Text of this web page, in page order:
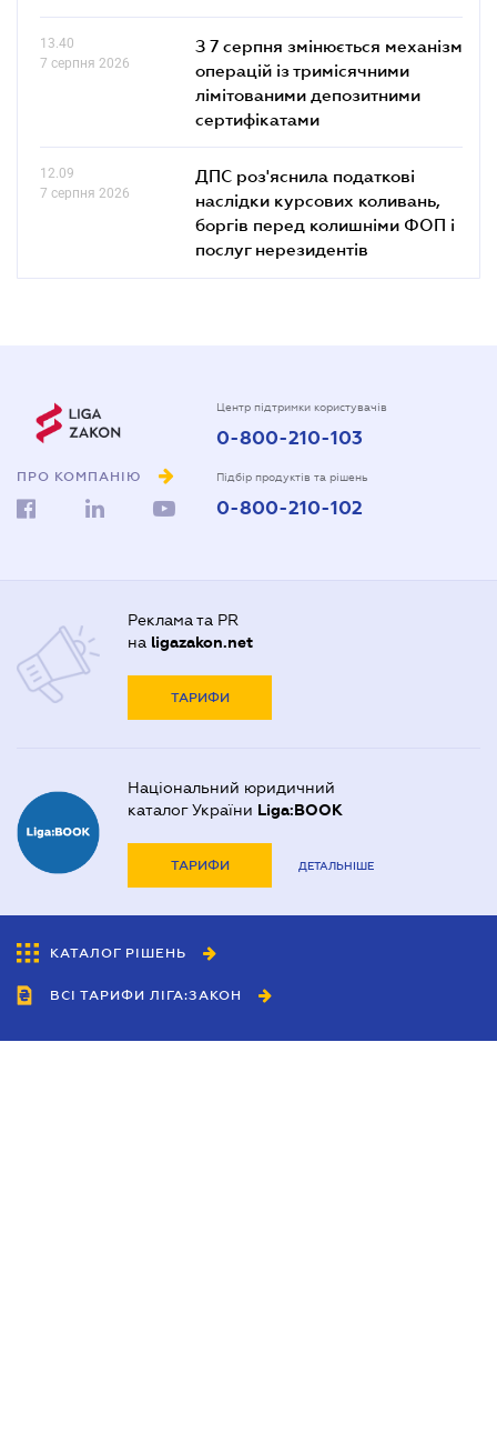
13.40
7 серпня 2026
З 7 серпня змінюється механізм
операцій із тримісячними
лімітованими депозитними
сертифікатами
12.09
7 серпня 2026
ДПС роз'яснила податкові
наслідки курсових коливань,
боргів перед колишніми ФОП і
послуг нерезидентів
ПРО КОМПАНІЮ
Центр підтримки користувачів
0-800-210-103
Підбір продуктів та рішень
0-800-210-102
Реклама та PR
на ligazakon.net
ТАРИФИ
Національний юридичний
каталог України Liga:BOOK
ТАРИФИ ДЕТАЛЬНІШЕ
КАТАЛОГ РІШЕНЬ
ВСІ ТАРИФИ ЛІГА:ЗАКОН